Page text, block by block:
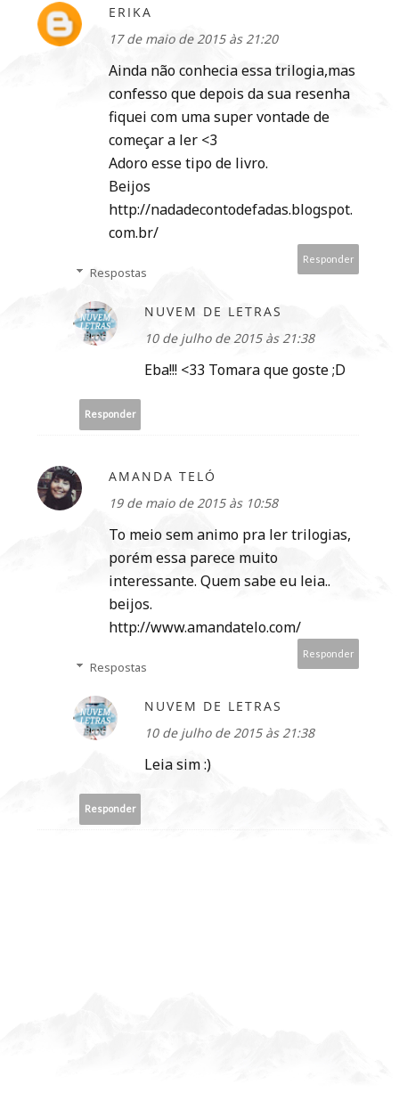
ERIKA
17 de maio de 2015 às 21:20
Ainda não conhecia essa trilogia,mas
confesso que depois da sua resenha
fiquei com uma super vontade de
começar a ler <3
Adoro esse tipo de livro.
Beijos
http://nadadecontodefadas.blogspot.
com.br/
Responder
Respostas
NUVEM DE LETRAS
10 de julho de 2015 às 21:38
Eba!!! <33 Tomara que goste ;D
Responder
AMANDA TELÓ
19 de maio de 2015 às 10:58
To meio sem animo pra ler trilogias,
porém essa parece muito
interessante. Quem sabe eu leia..
beijos.
http://www.amandatelo.com/
Responder
Respostas
NUVEM DE LETRAS
10 de julho de 2015 às 21:38
Leia sim :)
Responder